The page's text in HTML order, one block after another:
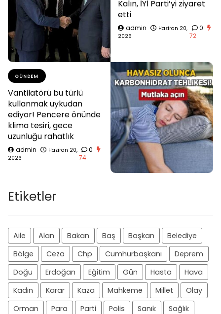
Kalın, İYİ Parti’yi ziyaret
etti
admin
Haziran 20,
2026
0
72
GÜNDEM
Vantilatörü bu türlü
kullanmak uykudan
ediyor! Pencere önünde
klima tesiri, gece
uzunluğu rahatlık
admin
Haziran 20,
2026
0
74
Etiketler
Aile Alan Bakan Baş Başkan
Belediye
Bölge
Ceza Chp Cumhurbaşkanı
Deprem
Doğu
Erdoğan Eğitim Gün Hasta
Hava
Kadın
Karar Kaza Mahkeme Millet
Olay
Orman
Para Parti Polis Sanık
Sağlık